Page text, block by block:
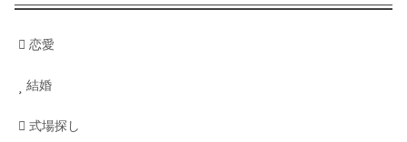
恋愛
結婚
式場探し